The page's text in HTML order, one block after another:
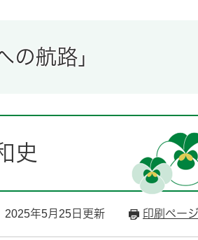
の航路」
史
2025年5月25日更新 印刷ペー